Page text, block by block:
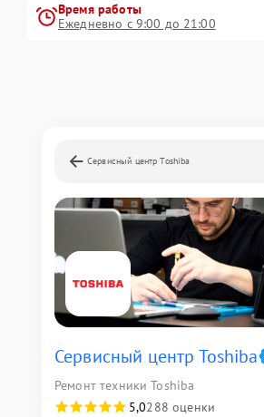
Время работы
Ежедневно с 9:00 до 21:00
Сервисный центр Toshiba
Сервисный центр Toshiba
Ремонт техники Toshiba
5,0288 оценки